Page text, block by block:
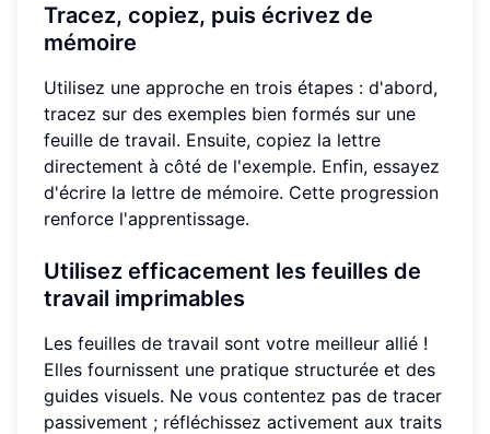
Tracez, copiez, puis écrivez de
mémoire
Utilisez une approche en trois étapes : d'abord,
tracez sur des exemples bien formés sur une
feuille de travail. Ensuite, copiez la lettre
directement à côté de l'exemple. Enfin, essayez
d'écrire la lettre de mémoire. Cette progression
renforce l'apprentissage.
Utilisez efficacement les feuilles de
travail imprimables
Les feuilles de travail sont votre meilleur allié !
Elles fournissent une pratique structurée et des
guides visuels. Ne vous contentez pas de tracer
passivement ; réfléchissez activement aux traits